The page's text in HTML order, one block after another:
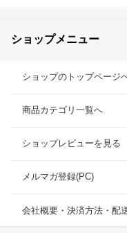
ショップメニュー
ショップのトップページ
商品カテゴリ一覧へ
ショップレビューを見る
メルマガ登録(PC)
会社概要・決済方法・配